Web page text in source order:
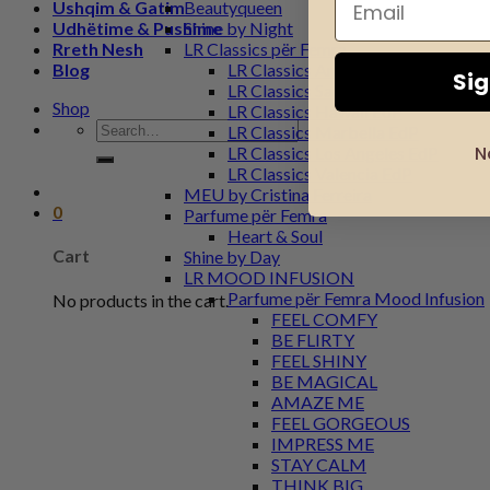
Ushqim & Gatim
Udhëtime & Pushime
Rreth Nesh
Blog
Shop
Search
for:
0
Cart
No products in the cart.
Beautyqueen
Shine by Night
LR Classics për Femra
LR Classics Antigua EdP
LR Classics Santorini EdP
LR Classics Hawaii EdP
LR Classics Marbella EdP
LR Classics Los Angeles EdP
LR Classics Valencia EdP
MEU by Cristina Ferreira
Parfume për Femra
Heart & Soul
Shine by Day
LR MOOD INFUSION
Parfume për Femra Mood Infusion
FEEL COMFY
BE FLIRTY
FEEL SHINY
BE MAGICAL
AMAZE ME
FEEL GORGEOUS
IMPRESS ME
STAY CALM
THINK BIG